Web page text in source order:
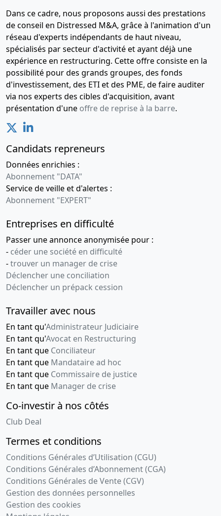
Dans ce cadre, nous proposons aussi des prestations
de conseil en Distressed M&A, grâce à l'animation d'un
réseau d'experts indépendants de haut niveau,
spécialisés par secteur d'activité et ayant déjà une
expérience en restructuring. Cette offre consiste en la
possibilité pour des grands groupes, des fonds
d'investissement, des ETI et des PME, de faire auditer
via nos experts des cibles d'acquisition, avant
présentation d'une offre de reprise à la barre.
Candidats repreneurs
Données enrichies :
Abonnement "DATA"
Service de veille et d'alertes :
Abonnement "EXPERT"
Entreprises en difficulté
Passer une annonce anonymisée pour :
- céder une société en difficulté
-trouver un manager de crise
Déclencher une conciliation
Déclencher un prépack cession
Travailler avec nous
En tant qu'Administrateur Judiciaire
En tant qu'Avocat en Restructuring
En tant que Conciliateur
En tant que Mandataire ad hoc
En tant que Commissaire de justice
En tant que Manager de crise
Co-investir à nos côtés
Club Deal
Termes et conditions
Conditions Générales d’Utilisation (CGU)
Conditions Générales d’Abonnement (CGA)
Conditions Générales de Vente (CGV)
Gestion des données personnelles
Gestion des cookies